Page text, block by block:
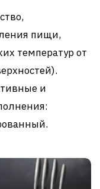
пищи,
температур от
и